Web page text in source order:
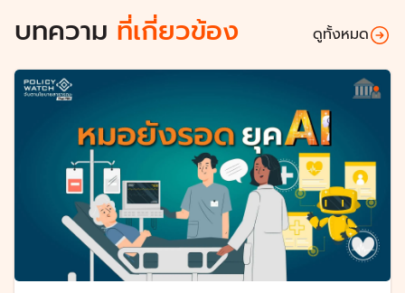
บทความ ที่เกี่ยวข้อง ดูทั้งหมด